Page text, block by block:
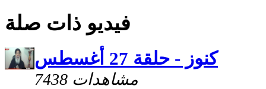
فيديو ذات صلة
كنوز - حلقة 27 أغسطس
7438 مشاهدات